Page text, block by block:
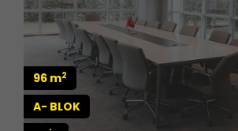
96 m2
A- BLOK